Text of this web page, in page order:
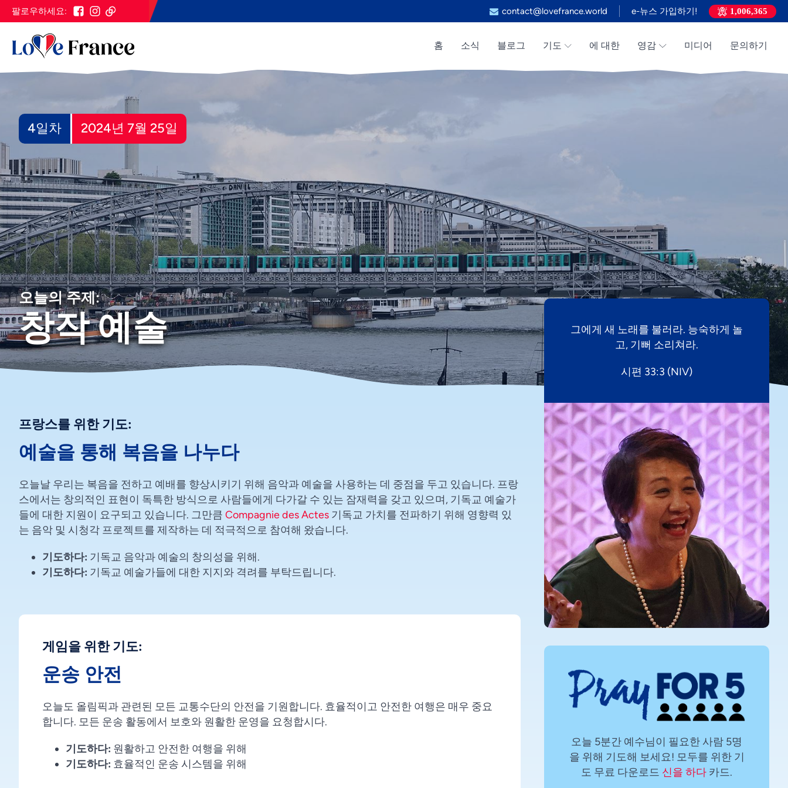
팔로우하세요: contact@lovefrance.world e-뉴스 가입하기! 1,006,365
홈 소식 블로그 기도 에 대한 영감 미디어 문의하기
4일차 2024년 7월 25일
오늘의 주제:
창작 예술
프랑스를 위한 기도:
예술을 통해 복음을 나누다
오늘날 우리는 복음을 전하고 예배를 향상시키기 위해 음악과 예술을 사용하는 데 중점을 두고 있습니다. 프랑
스에서는 창의적인 표현이 독특한 방식으로 사람들에게 다가갈 수 있는 잠재력을 갖고 있으며, 기독교 예술가
들에 대한 지원이 요구되고 있습니다. 그만큼 Compagnie des Actes 기독교 가치를 전파하기 위해 영향력 있
는 음악 및 시청각 프로젝트를 제작하는 데 적극적으로 참여해 왔습니다.
기도하다: 기독교 음악과 예술의 창의성을 위해.
기도하다: 기독교 예술가들에 대한 지지와 격려를 부탁드립니다.
게임을 위한 기도:
운송 안전
오늘도 올림픽과 관련된 모든 교통수단의 안전을 기원합니다. 효율적이고 안전한 여행은 매우 중요
합니다. 모든 운송 활동에서 보호와 원활한 운영을 요청합시다.
기도하다: 원활하고 안전한 여행을 위해
기도하다: 효율적인 운송 시스템을 위해
그에게 새 노래를 불러라. 능숙하게 놀
고, 기뻐 소리쳐라.
시편 33:3 (NIV)
오늘 5분간 예수님이 필요한 사람 5명
을 위해 기도해 보세요! 모두를 위한 기
도 무료 다운로드 신을 하다 카드.